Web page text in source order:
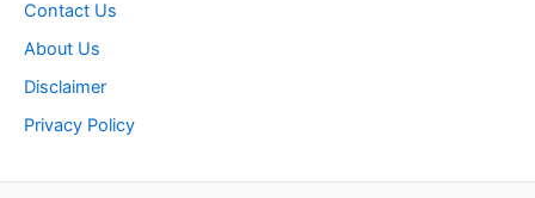
Contact Us
About Us
Disclaimer
Privacy Policy